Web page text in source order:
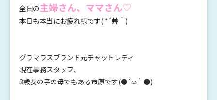
全国の主婦さん、ママさん♡
本日も本当にお疲れ様です( *´艸｀)
グラマラスブランド元チャットレディ
現在事務スタッフ、
3歳女の子の母でもある市原です(●´ω｀●)